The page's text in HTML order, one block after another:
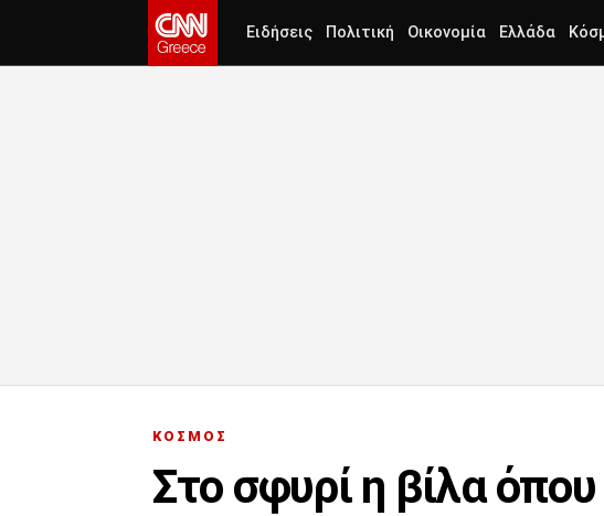
Ειδήσεις Πολιτική Οικονομία Ελλάδα
ΚΟΣΜΟΣ
Στο σφυρί η βίλα